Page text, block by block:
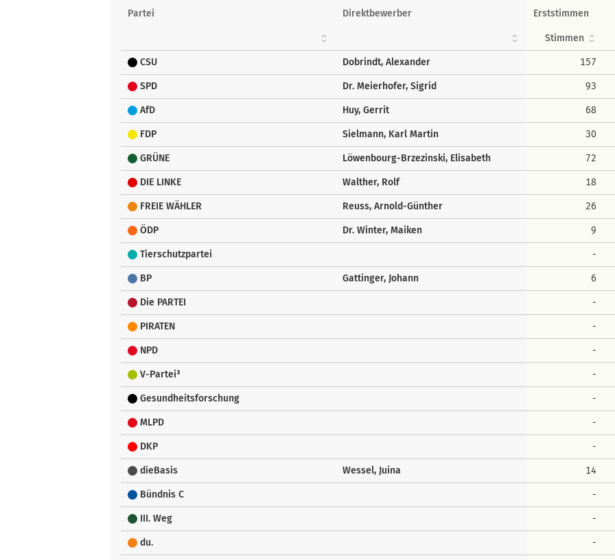
Partei Direktbewerber Erststimmen
Stimmen
CSU Dobrindt, Alexander 157
SPD Dr. Meierhofer, Sigrid 93
AfD Huy, Gerrit 68
FDP Sielmann, Karl Martin 30
GRÜNE Löwenbourg-Brzezinski, Elisabeth 72
DIE LINKE Walther, Rolf 18
FREIE WÄHLER Reuss, Arnold-Günther 26
ÖDP Dr. Winter, Maiken 9
Tierschutzpartei -
BP Gattinger, Johann 6
Die PARTEI -
PIRATEN -
NPD -
V-Partei³ -
Gesundheitsforschung -
MLPD -
DKP -
dieBasis Wessel, Juina 14
Bündnis C -
III. Weg -
du. -